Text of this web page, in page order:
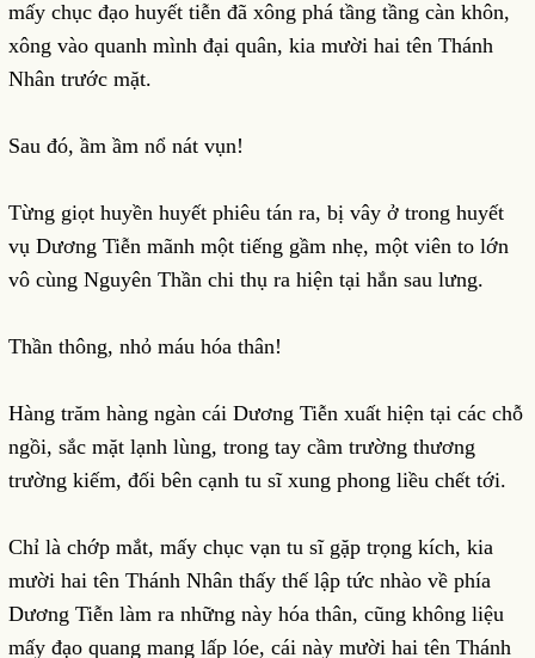
mấy chục đạo huyết tiễn đã xông phá tầng tầng càn khôn,
xông vào quanh mình đại quân, kia mười hai tên Thánh
Nhân trước mặt.
Sau đó, ầm ầm nổ nát vụn!
Từng giọt huyền huyết phiêu tán ra, bị vây ở trong huyết
vụ Dương Tiễn mãnh một tiếng gầm nhẹ, một viên to lớn
vô cùng Nguyên Thần chi thụ ra hiện tại hắn sau lưng.
Thần thông, nhỏ máu hóa thân!
Hàng trăm hàng ngàn cái Dương Tiễn xuất hiện tại các chỗ
ngồi, sắc mặt lạnh lùng, trong tay cầm trường thương
trường kiếm, đối bên cạnh tu sĩ xung phong liều chết tới.
Chỉ là chớp mắt, mấy chục vạn tu sĩ gặp trọng kích, kia
mười hai tên Thánh Nhân thấy thế lập tức nhào về phía
Dương Tiễn làm ra những này hóa thân, cũng không liệu
mấy đạo quang mang lấp lóe, cái này mười hai tên Thánh